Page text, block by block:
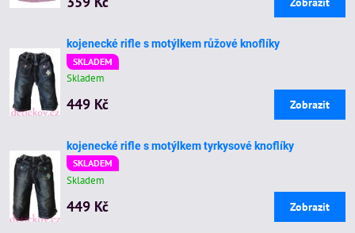
kojenecké rifle s motýlkem růžové knoflíky
SKLADEM
Skladem
449 Kč Zobrazit
kojenecké rifle s motýlkem tyrkysové knoflíky
SKLADEM
Skladem
449 Kč Zobrazit